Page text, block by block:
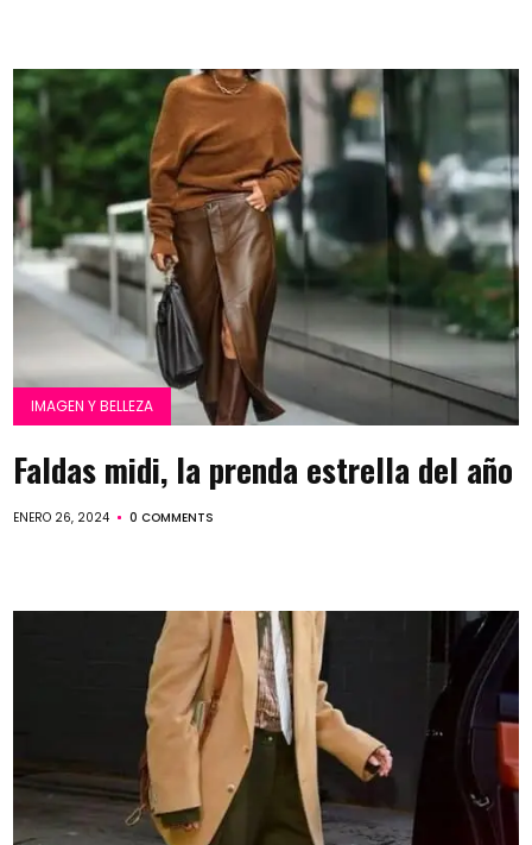
IMAGEN Y BELLEZA
Faldas midi, la prenda estrella del año
ENERO 26, 2024 0 COMMENTS